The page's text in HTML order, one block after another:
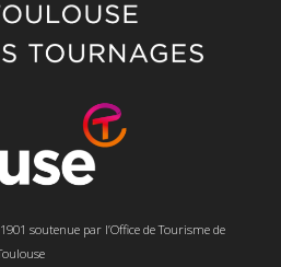
soutenue par l’Office de Tourisme de